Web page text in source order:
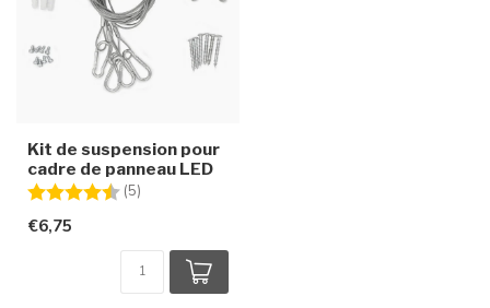
Kit de suspension pour
cadre de panneau LED
Note:
(5)
€6,75